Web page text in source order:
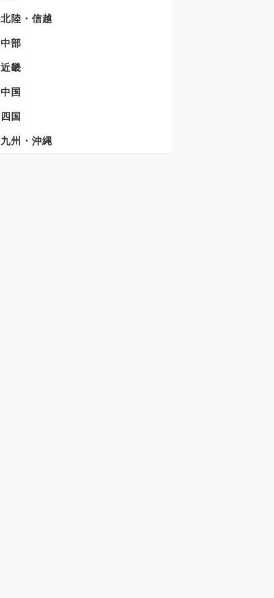
北陸・信越
中部
近畿
中国
四国
九州・沖縄